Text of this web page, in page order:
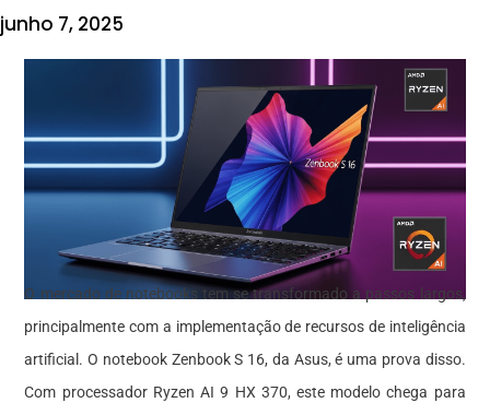
junho 7, 2025
O mercado de notebooks tem se transformado a passos largos,
principalmente com a implementação de recursos de inteligência
artificial. O notebook Zenbook S 16, da Asus, é uma prova disso.
Com processador Ryzen AI 9 HX 370, este modelo chega para